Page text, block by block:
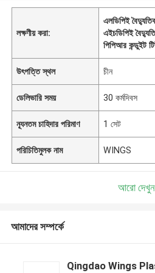
লক্ষণীয় করা:
এলডিপিই
এইচডিপিই
পিপিআর কন্ডুইট
উৎপত্তি স্থল চীন
ডেলিভারি সময় 30 কর্মদিবস
ন্যূনতম চাহিদার পরিমাণ 1 সেট
পরিচিতিমুলক নাম WINGS
আরো দেখুন
আমাদের সম্পর্কে
Qingdao Wings